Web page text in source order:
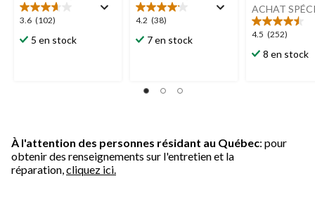
3.6 (102)
3.6
étoile(s)
sur
5 en stock
4.2 (38)
4.2
étoile(s)
sur
évaluations
7 en stock
ACHAT
4.5 (252)
4.5
étoile(s)
sur
8 en stock
À l'attention des personnes résidant au Québec: pour
obtenir des renseignements sur l'entretien et la
réparation, cliquez ici.